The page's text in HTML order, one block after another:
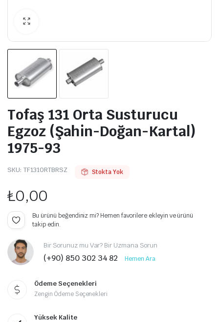
Tofaş 131 Orta Susturucu
Egzoz (Şahin-Doğan-Kartal)
1975-93
SKU: TF131ORTBRSZ Stokta Yok
₺0,00
Bu ürünü beğendiniz mi? Hemen favorilere ekleyin ve ürünü
takip edin.
Bir Sorunuz mu Var? Bir Uzmana Sorun
(+90) 850 302 34 82 Hemen Ara
Ödeme Seçenekleri
Zengin Ödeme Seçenekleri
Yüksek Kalite